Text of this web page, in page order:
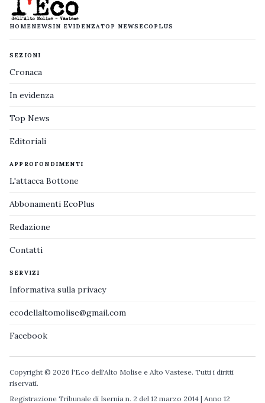
HOMENEWS IN EVIDENZATOP NEWS ECOPLUS
SEZIONI
Cronaca
In evidenza
Top News
Editoriali
APPROFONDIMENTI
L'attacca Bottone
Abbonamenti EcoPlus
Redazione
Contatti
SERVIZI
Informativa sulla privacy
ecodellaltomolise@gmail.com
Facebook
Copyright © 2026 l'Eco dell'Alto Molise e Alto Vastese. Tutti i diritti
riservati.
Registrazione Tribunale di Isernia n. 2 del 12 marzo 2014 | Anno 12